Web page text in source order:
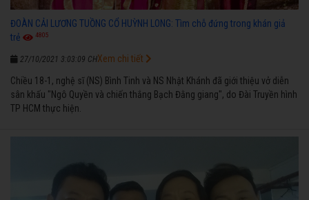
ĐOÀN CẢI LƯƠNG TUỒNG CỔ HUỲNH LONG: Tìm chỗ đứng trong khán giả
trẻ
4805
27/10/2021 3:03:09 CH
Chiều 18-1, nghệ sĩ (NS) Bình Tinh và NS Nhật Khánh đã giới thiệu vở diễn
sân khấu "Ngô Quyền và chiến thắng Bạch Đằng giang", do Đài Truyền hình
TP HCM thực hiện.
Xem chi tiết